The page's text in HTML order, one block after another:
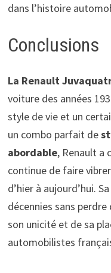
dans l’histoire
Conclusions
La Renault
voiture des années
style de vie et un
un combo parfait de
abordable, Renault a
continue de faire
d’hier à aujourd’hui.
décennies sans
son unicité et de sa
automobilistes